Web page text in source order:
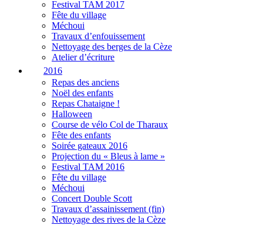
Festival TAM 2017
Fête du village
Méchoui
Travaux d’enfouissement
Nettoyage des berges de la Cèze
Atelier d’écriture
2016
Repas des anciens
Noël des enfants
Repas Chataigne !
Halloween
Course de vélo Col de Tharaux
Fête des enfants
Soirée gateaux 2016
Projection du « Bleus à lame »
Festival TAM 2016
Fête du village
Méchoui
Concert Double Scott
Travaux d’assainissement (fin)
Nettoyage des rives de la Cèze